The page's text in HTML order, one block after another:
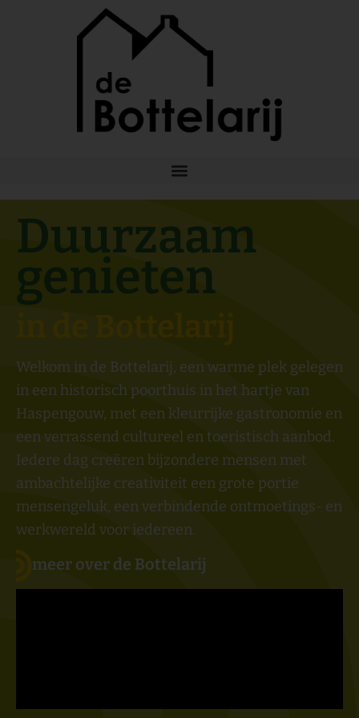
Duurzaam
genieten
Welkom in de Bottelarij, een warme plek gelegen
in een historisch poorthuis in het hartje van
Haspengouw, met een kleurrijke gastronomie en
een verrassend cultureel en toeristisch aanbod.
Iedere dag creëren bijzondere mensen met
ambachtelijke creativiteit een grote portie
mensengeluk, een verbindende ontmoetings- en
werkwereld voor iedereen.
meer over de Bottelarij